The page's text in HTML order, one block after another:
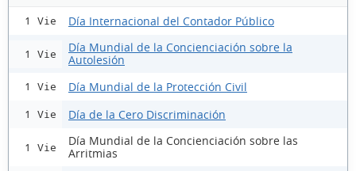
1 Vie Día Internacional del Contador Público
1 Vie
Día Mundial de la Concienciación sobre la
Autolesión
1 Vie Día Mundial de la Protección Civil
1 Vie Día de la Cero Discriminación
1 Vie
Día Mundial de la Concienciación sobre las
Arritmias